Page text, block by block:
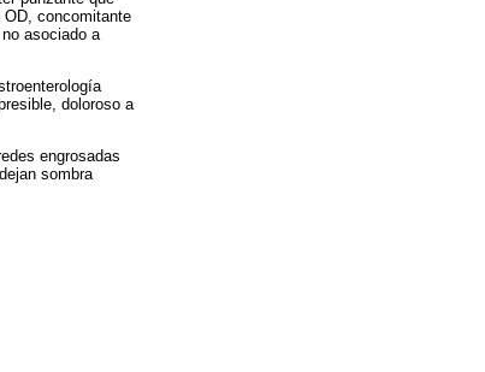
concomitante
asociado a
doloroso a
engrosadas
sombra